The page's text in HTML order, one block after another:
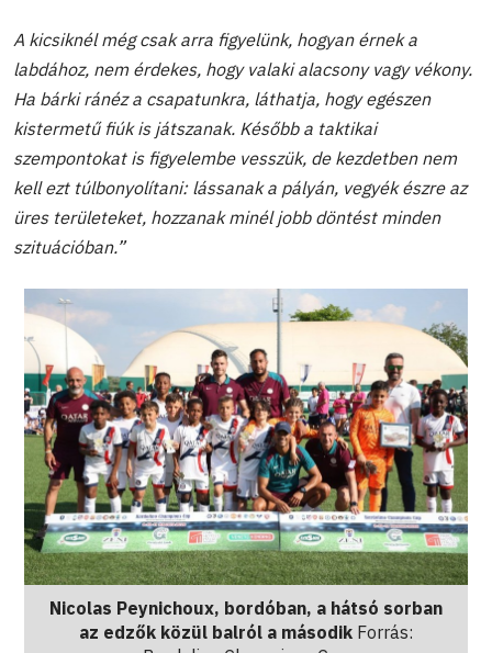
A kicsiknél még csak arra figyelünk, hogyan érnek a
labdához, nem érdekes, hogy valaki alacsony vagy vékony.
Ha bárki ránéz a csapatunkra, láthatja, hogy egészen
kistermetű fiúk is játszanak. Később a taktikai
szempontokat is figyelembe vesszük, de kezdetben nem
kell ezt túlbonyolítani: lássanak a pályán, vegyék észre az
üres területeket, hozzanak minél jobb döntést minden
szituációban.”
Nicolas Peynichoux, bordóban, a hátsó sorban
az edzők közül balról a második Forrás: